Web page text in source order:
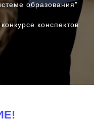
образования"
конспектов